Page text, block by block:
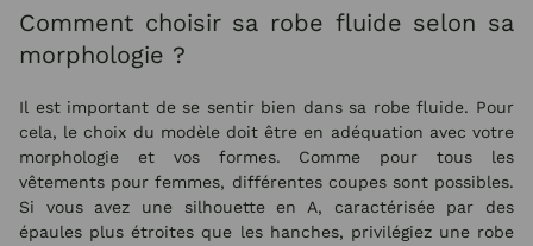
Comment choisir sa robe fluide selon sa
morphologie ?
Il est important de se sentir bien dans sa robe fluide. Pour
cela, le choix du modèle doit être en adéquation avec votre
morphologie et vos formes. Comme pour tous les
vêtements pour femmes, différentes coupes sont possibles.
Si vous avez une silhouette en A, caractérisée par des
épaules plus étroites que les hanches, privilégiez une robe